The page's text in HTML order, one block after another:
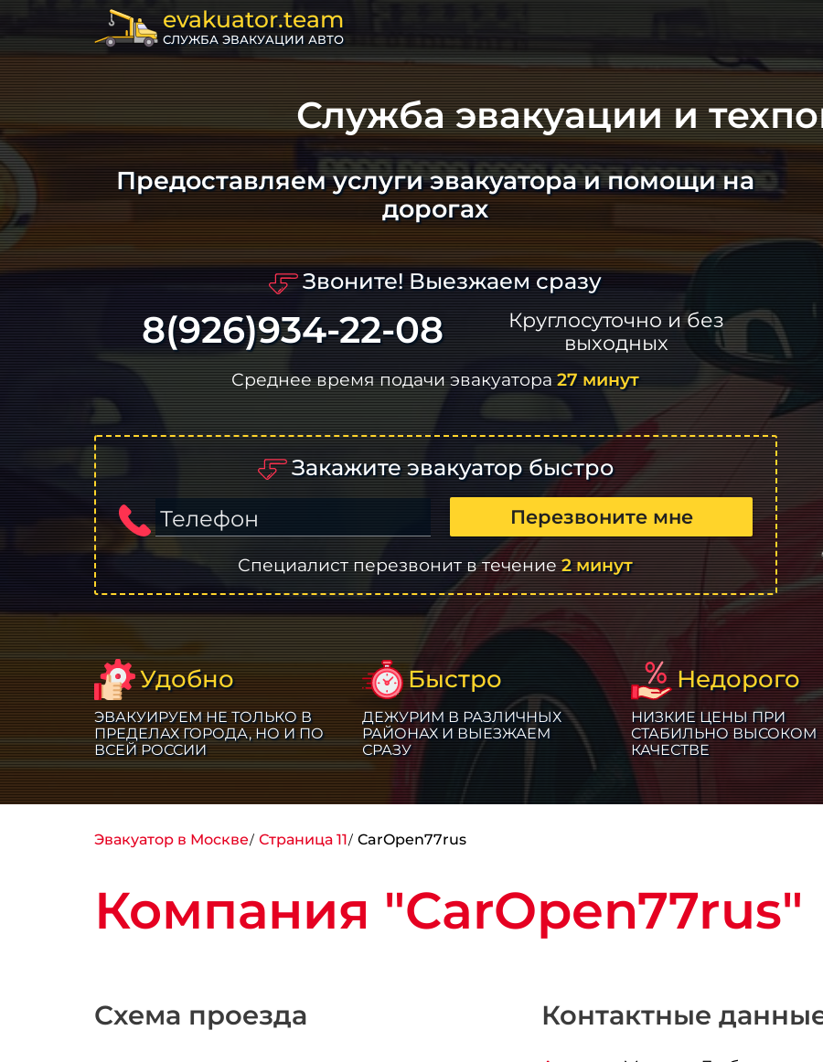
evakuator.team
СЛУЖБА ЭВАКУАЦИИ АВТО
Служба эвакуации и
Предоставляем услуги эвакуатора и помощи на
дорогах
Звоните! Выезжаем сразу
8(926)934-22-08
Круглосуточно и без
выходных
Среднее время подачи эвакуатора27 минут
Закажите эвакуатор быстро
Телефон
Перезвоните мне
Специалист перезвонит в течение2 минут
Удобно
ЭВАКУИРУЕМ НЕ ТОЛЬКО В
ПРЕДЕЛАХ ГОРОДА, НО И ПО
ВСЕЙ РОССИИ
Быстро
ДЕЖУРИМ В РАЗЛИЧНЫХ
РАЙОНАХ И ВЫЕЗЖАЕМ
СРАЗУ
Недорого
НИЗКИЕ ЦЕНЫ ПРИ
СТАБИЛЬНО ВЫСОКОМ
КАЧЕСТВЕ
Эвакуатор в Москве Страница 11 CarOpen77rus
Компания "CarOpen77rus"
Схема проезда Контактные